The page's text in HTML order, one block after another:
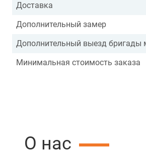
Доставка
Дополнительный замер
Дополнительный выезд бригады
Минимальная стоимость заказа
О нас